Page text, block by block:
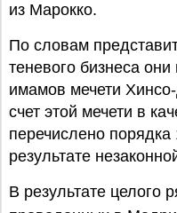
из Марокко.
По словам
теневого бизнеса
имамов мечети
счет этой мечети в
перечислено
результате
В результате целого